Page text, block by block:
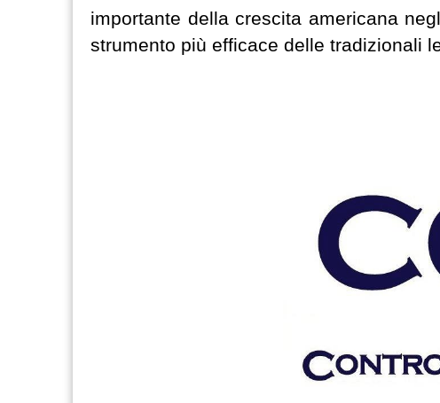
importante della crescita americana
strumento più efficace delle tradizionali